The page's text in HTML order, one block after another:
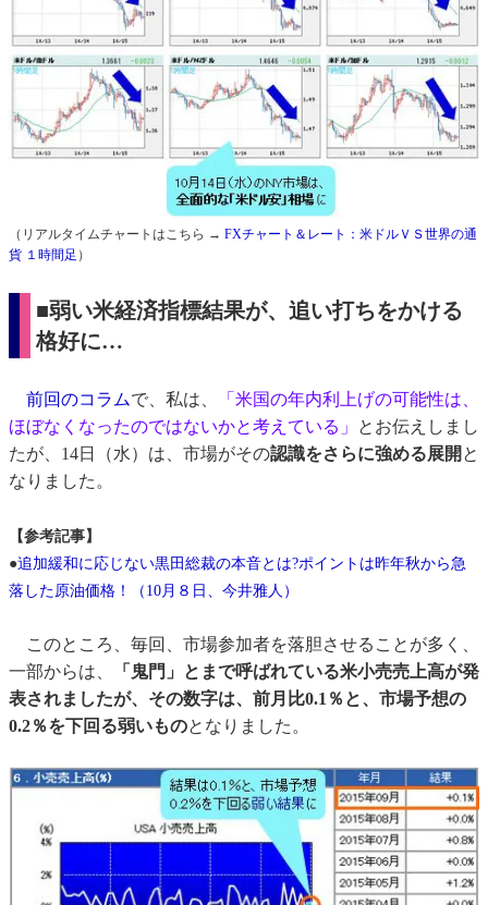
（リアルタイムチャートはこちら → FXチャート＆レート：米ドルＶＳ世界の通
貨 １時間足 ）
■弱い米経済指標結果が、追い打ちをかける
格好に…
前回のコラムで、私は、
「米国の年内利上げの可能性は、
ほぼなくなったのではないかと考えている」
とお伝えしまし
たが、14日（水）は、市場がその認識をさらに強める展開 と
なりました。
【参考記事】
●追加緩和に応じない黒田総裁の本音とは?ポイントは昨年秋から急
落した原油価格！（10月８日、今井雅人）
このところ、毎回、市場参加者を落胆させることが多く、
一部からは、
「鬼門」とまで呼ばれている米小売売上高が発
表されましたが、その数字は、前月比0.1％と、市場予想の
0.2％を下回る弱いものとなりました。